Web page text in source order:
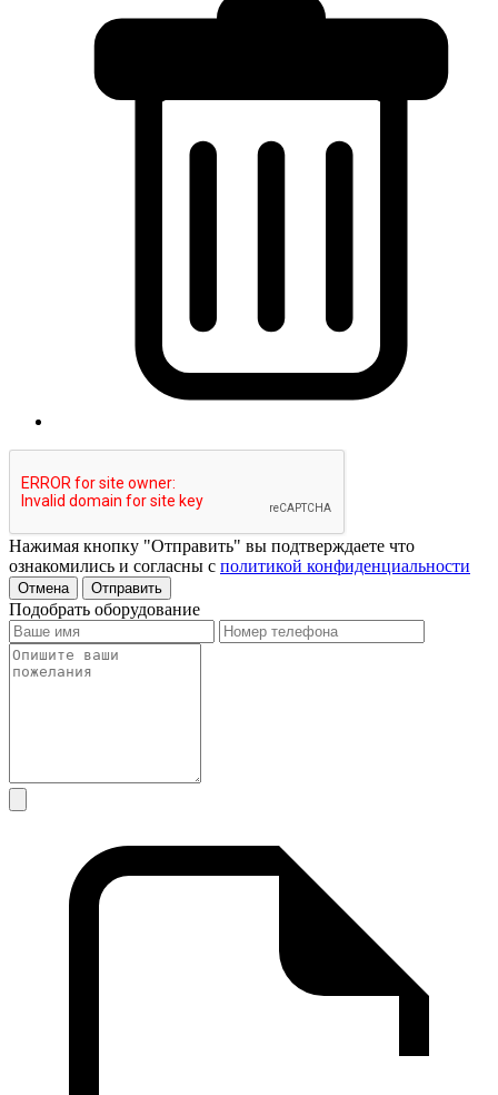
Нажимая кнопку "Отправить" вы подтверждаете что
ознакомились и согласны с политикой конфиденциальности
Отмена Отправить
Подобрать оборудование